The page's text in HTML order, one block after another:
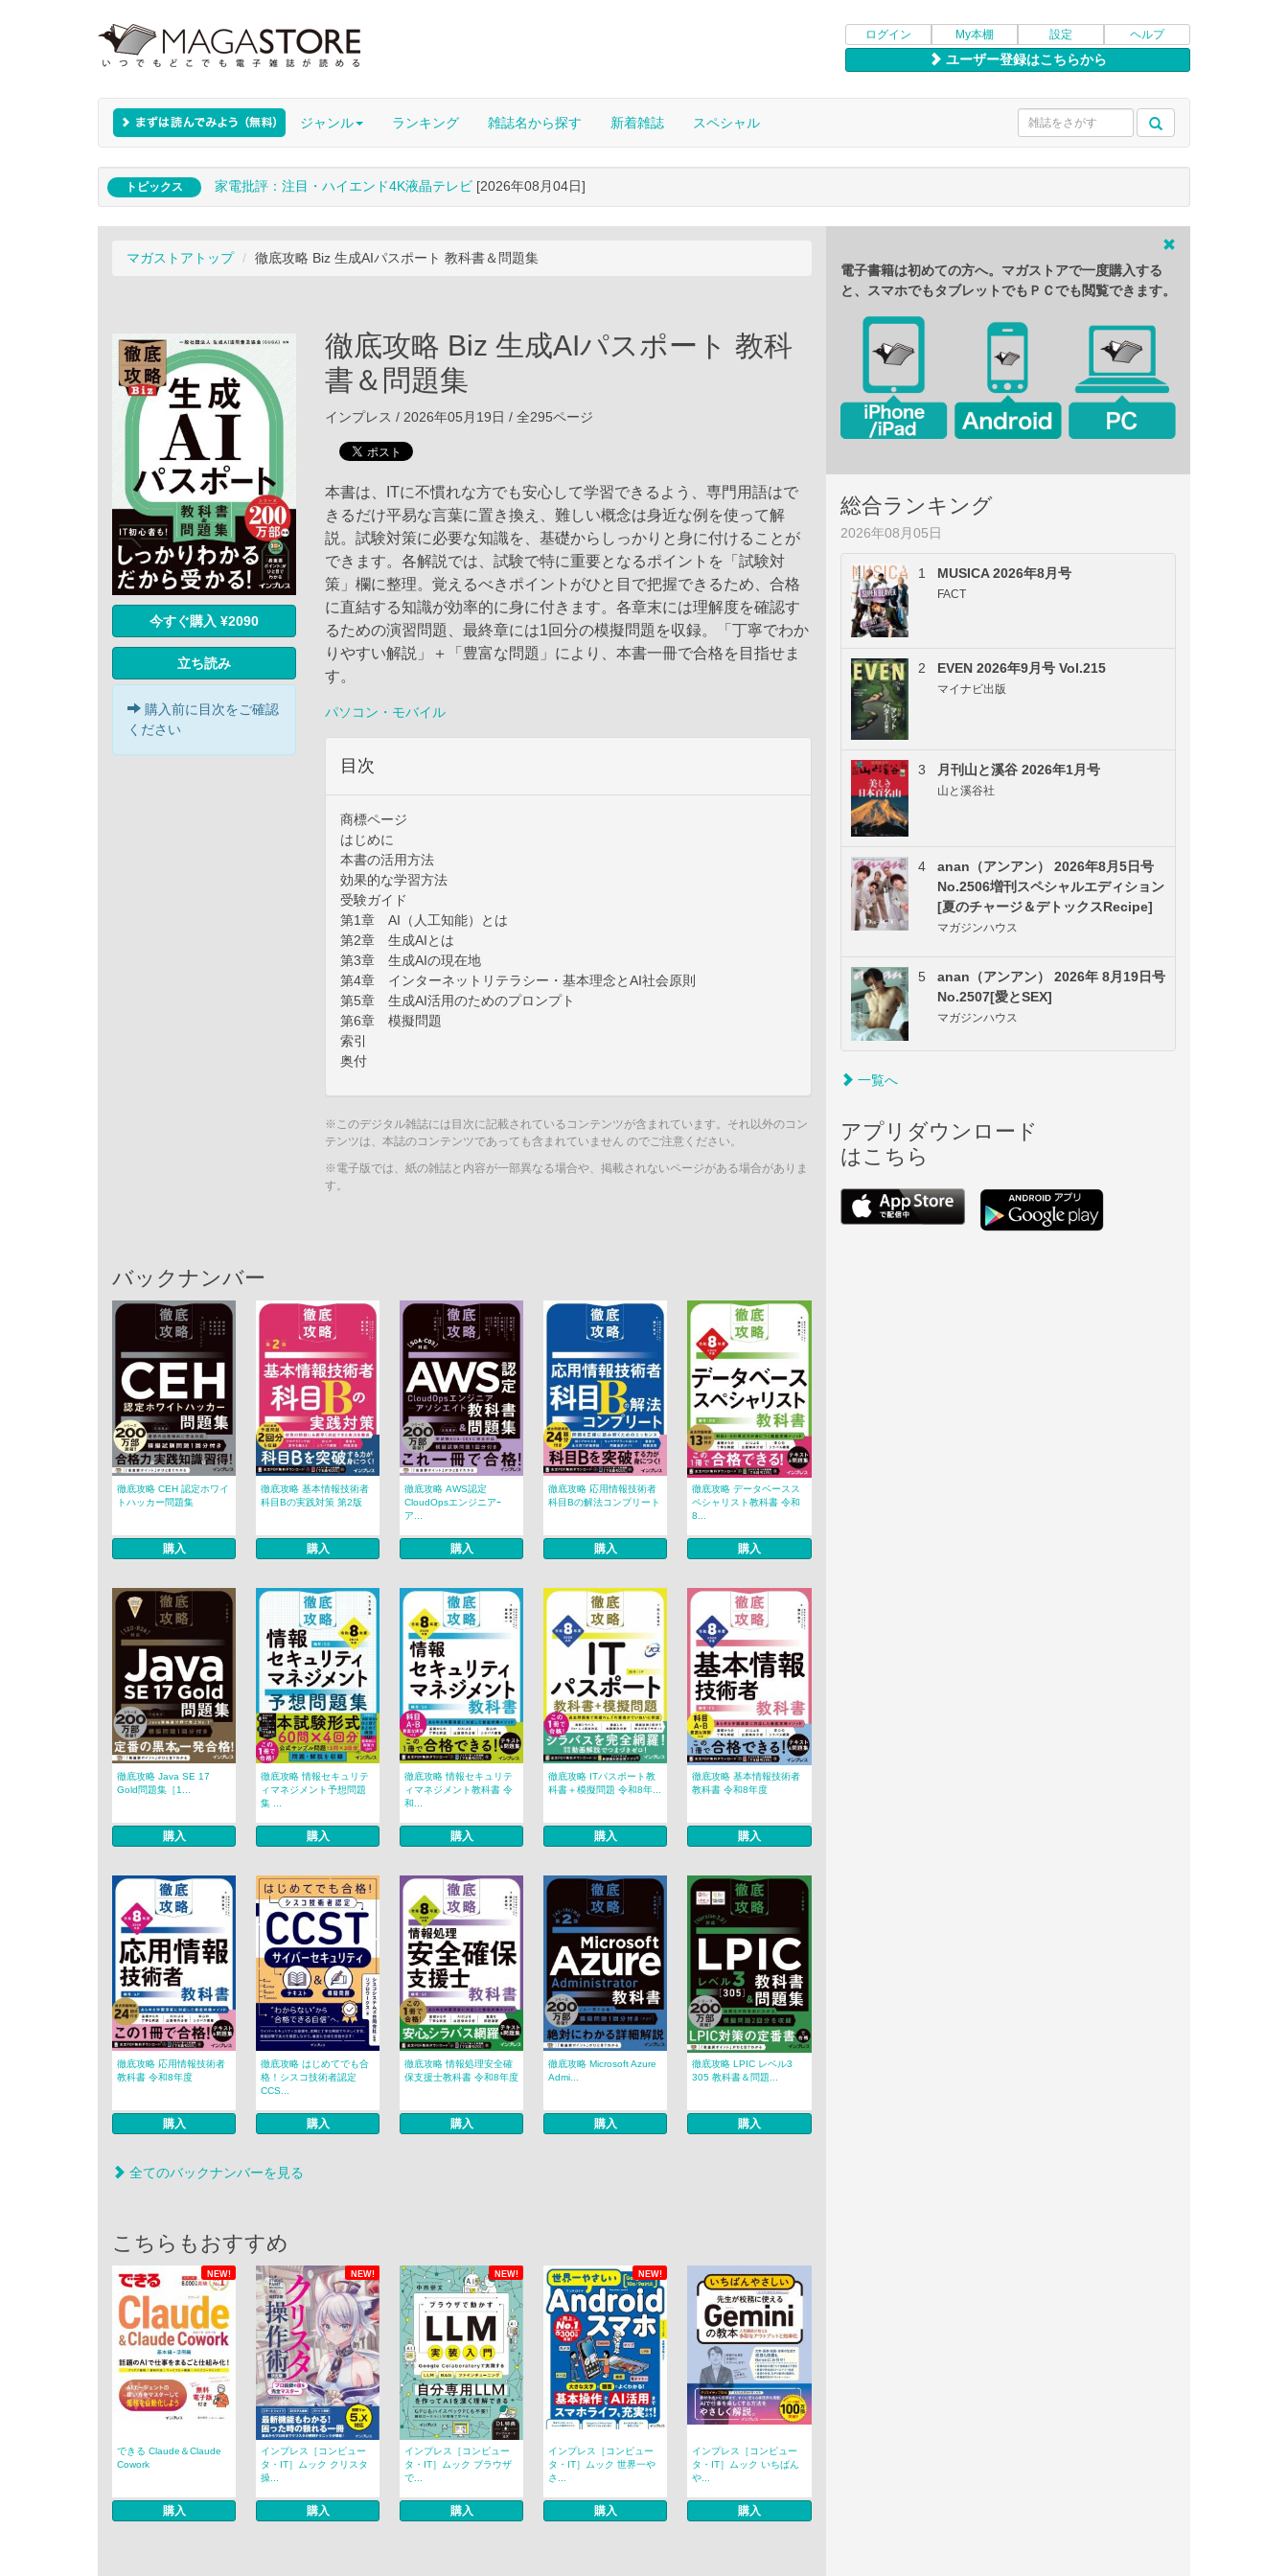
ログイン My本棚 設定 ヘルプ
ユーザー登録はこちらから
ジャンル ランキング 雑誌名から探す 新着雑誌 スペシャル
トピックス 家電批評：注目・ハイエンド4K液晶テレビ [2026年08月04日]
マガストアトップ 徹底攻略 Biz 生成AIパスポート 教科書＆問題集
今すぐ購入 ¥2090
立ち読み
購入前に目次をご確認
ください
徹底攻略 Biz 生成AIパスポート 教科
書＆問題集
インプレス / 2026年05月19日 / 全295ページ
本書は、ITに不慣れな方でも安心して学習できるよう、専門用語はで
きるだけ平易な言葉に置き換え、難しい概念は身近な例を使って解
説。試験対策に必要な知識を、基礎からしっかりと身に付けることが
できます。各解説では、試験で特に重要となるポイントを「試験対
策」欄に整理。覚えるべきポイントがひと目で把握できるため、合格
に直結する知識が効率的に身に付きます。各章末には理解度を確認す
るための演習問題、最終章には1回分の模擬問題を収録。「丁寧でわか
りやすい解説」＋「豊富な問題」により、本書一冊で合格を目指せま
す。
パソコン・モバイル
目次
商標ページ
はじめに
本書の活用方法
効果的な学習方法
受験ガイド
第1章 AI（人工知能）とは
第2章 生成AIとは
第3章 生成AIの現在地
第4章 インターネットリテラシー・基本理念とAI社会原則
第5章 生成AI活用のためのプロンプト
第6章 模擬問題
索引
奥付
※このデジタル雑誌には目次に記載されているコンテンツが含まれています。それ以外のコン
テンツは、本誌のコンテンツであっても含まれていません のでご注意ください。
※電子版では、紙の雑誌と内容が一部異なる場合や、掲載されないページがある場合がありま
す。
バックナンバー
徹底攻略 CEH 認定ホワイ
トハッカー問題集
購入
徹底攻略 基本情報技術者
科目Bの実践対策 第2版
購入
徹底攻略 AWS認定
CloudOpsエンジニアｰ
ア...
購入
徹底攻略 応用情報技術者
科目Bの解法コンプリート
購入
徹底攻略 データベースス
ペシャリスト教科書 令和
8...
購入
徹底攻略 Java SE 17
Gold問題集［1...
購入
徹底攻略 情報セキュリテ
ィマネジメント予想問題
集 ...
購入
徹底攻略 情報セキュリテ
ィマネジメント教科書 令
和...
購入
徹底攻略 ITパスポート教
科書＋模擬問題 令和8年...
購入
徹底攻略 基本情報技術者
教科書 令和8年度
購入
徹底攻略 応用情報技術者
教科書 令和8年度
購入
徹底攻略 はじめてでも合
格！シスコ技術者認定
CCS...
購入
徹底攻略 情報処理安全確
保支援士教科書 令和8年度
購入
徹底攻略 Microsoft Azure
Admi...
購入
徹底攻略 LPIC レベル3
305 教科書＆問題...
購入
全てのバックナンバーを見る
こちらもおすすめ
NEW! NEW! NEW! NEW!
できる Claude＆Claude
Cowork
購入
インプレス［コンピュー
タ・IT］ムック クリスタ
操...
購入
インプレス［コンピュー
タ・IT］ムック ブラウザ
で...
購入
インプレス［コンピュー
タ・IT］ムック 世界一や
さ...
購入
インプレス［コンピュー
タ・IT］ムック いちばん
や...
購入
電子書籍は初めての方へ。マガストアで一度購入する
と、スマホでもタブレットでもＰＣでも閲覧できます。
総合ランキング
2026年08月05日
1 MUSICA 2026年8月号
FACT
2 EVEN 2026年9月号 Vol.215
マイナビ出版
3 月刊山と溪谷 2026年1月号
山と溪谷社
4
anan（アンアン） 2026年8月5日号
No.2506増刊スペシャルエディション
[夏のチャージ＆デトックスRecipe]
マガジンハウス
5
anan（アンアン） 2026年 8月19日号
No.2507[愛とSEX]
マガジンハウス
一覧へ
アプリダウンロード
はこちら